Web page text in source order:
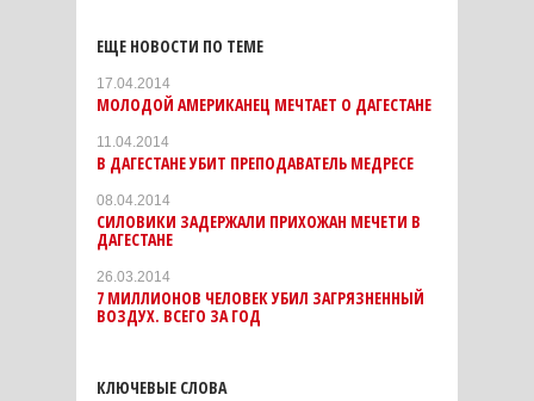
ЕЩЕ НОВОСТИ ПО ТЕМЕ
17.04.2014
МОЛОДОЙ АМЕРИКАНЕЦ МЕЧТАЕТ О ДАГЕСТАНЕ
11.04.2014
В ДАГЕСТАНЕ УБИТ ПРЕПОДАВАТЕЛЬ МЕДРЕСЕ
08.04.2014
СИЛОВИКИ ЗАДЕРЖАЛИ ПРИХОЖАН МЕЧЕТИ В
ДАГЕСТАНЕ
26.03.2014
7 МИЛЛИОНОВ ЧЕЛОВЕК УБИЛ ЗАГРЯЗНЕННЫЙ
ВОЗДУХ. ВСЕГО ЗА ГОД
КЛЮЧЕВЫЕ СЛОВА